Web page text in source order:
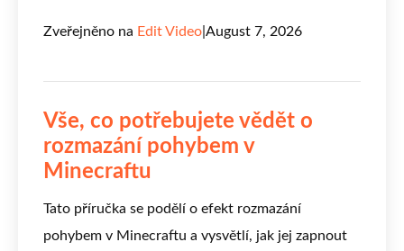
Zveřejněno na Edit Video August 7, 2026
Vše, co potřebujete vědět o
rozmazání pohybem v
Minecraftu
Tato příručka se podělí o efekt rozmazání
pohybem v Minecraftu a vysvětlí, jak jej zapnout